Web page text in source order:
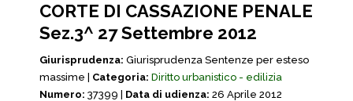
CORTE DI CASSAZIONE PENALE
Sez.3^ 27 Settembre 2012
Giurisprudenza: Giurisprudenza Sentenze per esteso
massime | Categoria: Diritto urbanistico - edilizia
Numero: 37399 | Data di udienza: 26 Aprile 2012